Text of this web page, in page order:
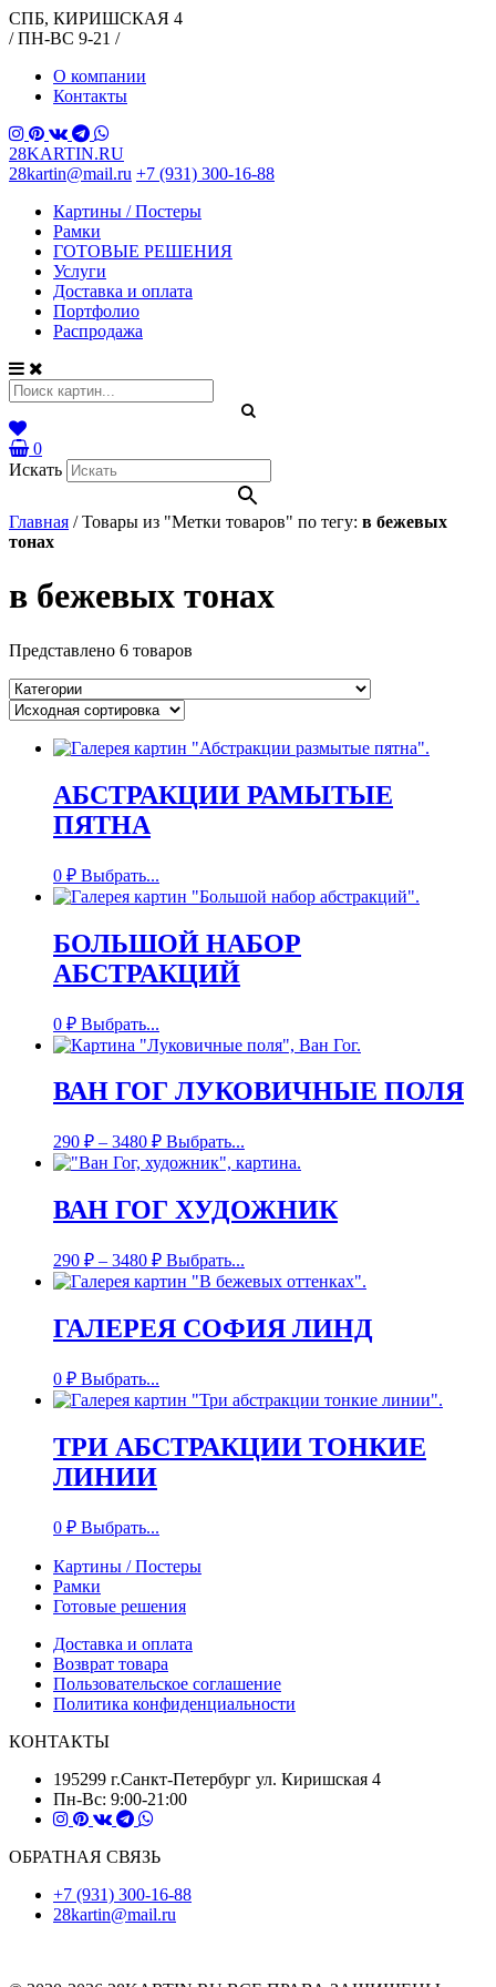
СПБ, КИРИШСКАЯ 4
/ ПН-ВС 9-21 /
О компании
Контакты
28KARTIN.RU
28kartin@mail.ru +7 (931) 300-16-88
Картины / Постеры
Рамки
ГОТОВЫЕ РЕШЕНИЯ
Услуги
Доставка и оплата
Портфолио
Распродажа
0
Искать
Главная /Товары из "Метки товаров" по тегу: в бежевых
тонах
в бежевых тонах
Представлено 6 товаров
АБСТРАКЦИИ РАМЫТЫЕ
ПЯТНА
0 ₽ Выбрать...
БОЛЬШОЙ НАБОР
АБСТРАКЦИЙ
0 ₽ Выбрать...
ВАН ГОГ ЛУКОВИЧНЫЕ ПОЛЯ
290 ₽ – 3480 ₽ Выбрать...
ВАН ГОГ ХУДОЖНИК
290 ₽ – 3480 ₽ Выбрать...
ГАЛЕРЕЯ СОФИЯ ЛИНД
0 ₽ Выбрать...
ТРИ АБСТРАКЦИИ ТОНКИЕ
ЛИНИИ
0 ₽ Выбрать...
Картины / Постеры
Рамки
Готовые решения
Доставка и оплата
Возврат товара
Пользовательское соглашение
Политика конфиденциальности
КОНТАКТЫ
195299 г.Санкт-Петербург ул. Киришская 4
Пн-Вс: 9:00-21:00
ОБРАТНАЯ СВЯЗЬ
+7 (931) 300-16-88
28kartin@mail.ru